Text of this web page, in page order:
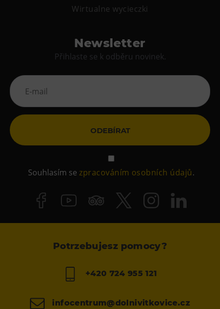
Wirtualne wycieczki
Newsletter
Přihlaste se k odběru novinek.
ODEBÍRAT
Souhlasím sezpracováním osobních údajů.
Potrzebujesz pomocy?
+420 724 955 121
infocentrum@dolnivitkovice.cz